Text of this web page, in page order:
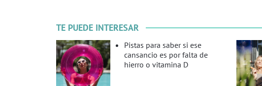
TE PUEDE INTERESAR
Pistas para saber si ese
cansancio es por falta de
hierro o vitamina D